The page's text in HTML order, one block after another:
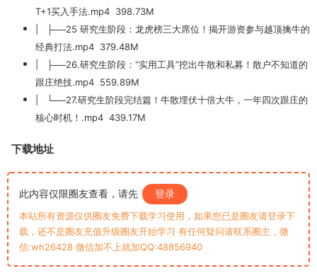
T+1买入手法.mp4 398.73M
| ├──25 研究生阶段：龙虎榜三大席位！揭开游资参与越顶擒牛的
经典打法.mp4 379.48M
| ├──26.研究生阶段：“实用工具”挖出牛散和私募！散户不知道的
跟庄绝技.mp4 559.89M
| └──27.研究生阶段完结篇！牛散埋伏十倍大牛，一年四次跟庄的
核心时机！.mp4 439.17M
下载地址
此内容仅限圈友查看，请先 登录
本站所有资源仅供圈友免费下载学习使用，如果您已是圈友请登录下
载，还不是圈友充值升级圈友开始学习 有任何疑问请联系圈主，微
信:wh26428 微信加不上就加QQ:48856940